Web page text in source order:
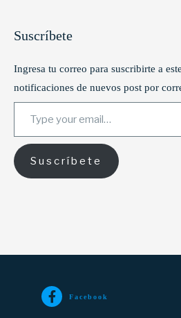
Suscríbete
Ingresa tu correo para suscribirte a
notificaciones de nuevos post por
Type your email…
Suscríbete
Facebook